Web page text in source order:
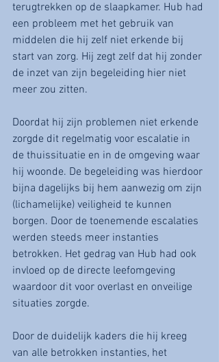
terugtrekken op de slaapkamer. Hub had
een probleem met het gebruik van
middelen die hij zelf niet erkende bij
start van zorg. Hij zegt zelf dat hij zonder
de inzet van zijn begeleiding hier niet
meer zou zitten.
Doordat hij zijn problemen niet erkende
zorgde dit regelmatig voor escalatie in
de thuissituatie en in de omgeving waar
hij woonde. De begeleiding was hierdoor
bijna dagelijks bij hem aanwezig om zijn
(lichamelijke) veiligheid te kunnen
borgen. Door de toenemende escalaties
werden steeds meer instanties
betrokken. Het gedrag van Hub had ook
invloed op de directe leefomgeving
waardoor dit voor overlast en onveilige
situaties zorgde.
Door de duidelijk kaders die hij kreeg
van alle betrokken instanties, het